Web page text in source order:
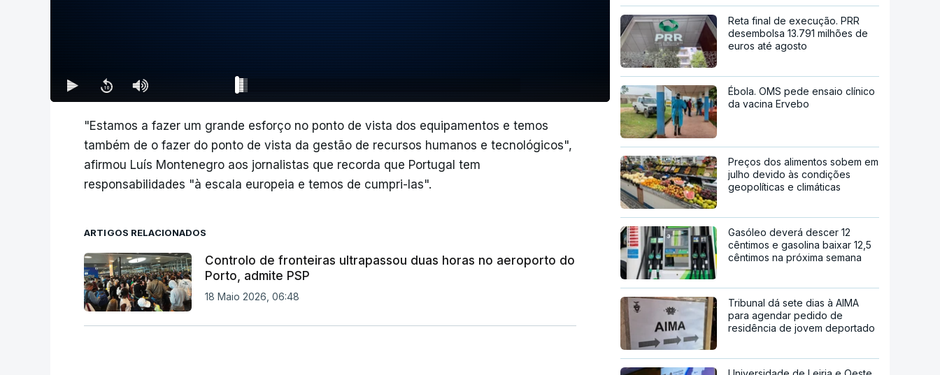
"Estamos a fazer um grande esforço no ponto de vista dos equipamentos e temos
também de o fazer do ponto de vista da gestão de recursos humanos e tecnológicos",
afirmou Luís Montenegro aos jornalistas que recorda que Portugal tem
responsabilidades "à escala europeia e temos de cumpri-las".
ARTIGOS RELACIONADOS
Controlo de fronteiras ultrapassou duas horas no aeroporto do
Porto, admite PSP
18 Maio 2026, 06:48
Reta final de execução. PRR
desembolsa 13.791 milhões de
euros até agosto
Ébola. OMS pede ensaio clínico
da vacina Ervebo
Preços dos alimentos sobem em
julho devido às condições
geopolíticas e climáticas
Gasóleo deverá descer 12
cêntimos e gasolina baixar 12,5
cêntimos na próxima semana
Tribunal dá sete dias à AIMA
para agendar pedido de
residência de jovem deportado